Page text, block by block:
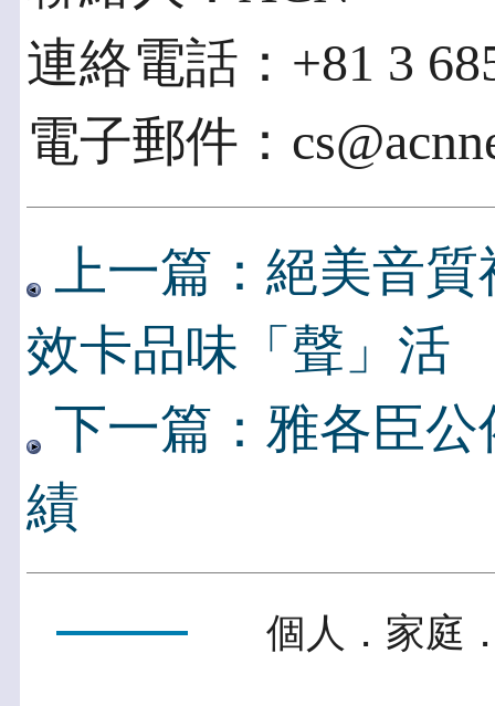
連絡電話：+81 3
電子郵件：
上一篇：絕美音
效卡品味「聲」活
下一篇：雅各臣
績
個人．家庭